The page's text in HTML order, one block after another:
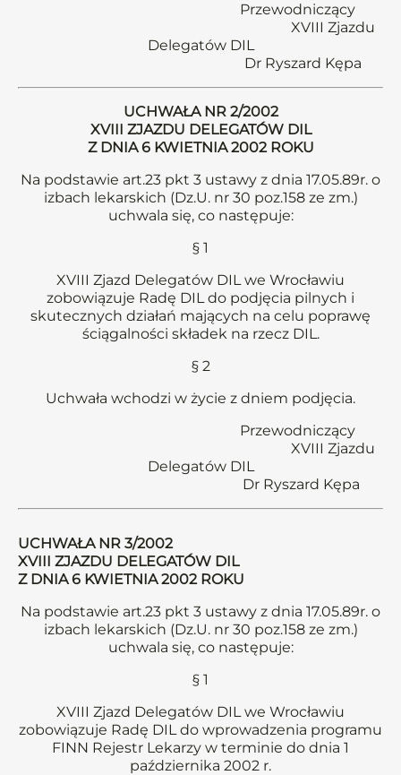
Przewodniczący
XVIII Zjazdu
Delegatów DIL
Dr Ryszard Kępa
UCHWAŁA NR 2/2002
XVIII ZJAZDU DELEGATÓW DIL
Z DNIA 6 KWIETNIA 2002 ROKU
Na podstawie art.23 pkt 3 ustawy z dnia 17.05.89r. o
izbach lekarskich (Dz.U. nr 30 poz.158 ze zm.)
uchwala się, co następuje:
§ 1
XVIII Zjazd Delegatów DIL we Wrocławiu
zobowiązuje Radę DIL do podjęcia pilnych i
skutecznych działań mających na celu poprawę
ściągalności składek na rzecz DIL.
§ 2
Uchwała wchodzi w życie z dniem podjęcia.
Przewodniczący
XVIII Zjazdu
Delegatów DIL
Dr Ryszard Kępa
UCHWAŁA NR 3/2002
XVIII ZJAZDU DELEGATÓW DIL
Z DNIA 6 KWIETNIA 2002 ROKU
Na podstawie art.23 pkt 3 ustawy z dnia 17.05.89r. o
izbach lekarskich (Dz.U. nr 30 poz.158 ze zm.)
uchwala się, co następuje:
§ 1
XVIII Zjazd Delegatów DIL we Wrocławiu
zobowiązuje Radę DIL do wprowadzenia programu
FINN Rejestr Lekarzy w terminie do dnia 1
października 2002 r.